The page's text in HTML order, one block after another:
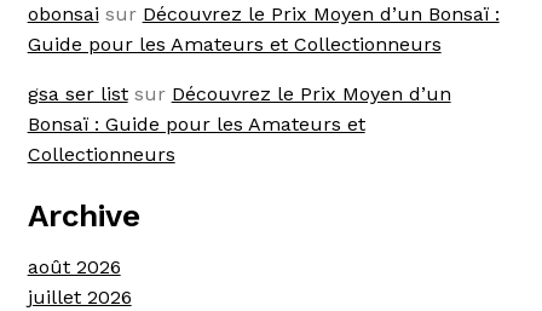
obonsai sur Découvrez le Prix Moyen d’un Bonsaï :
Guide pour les Amateurs et Collectionneurs
gsa ser listsur Découvrez le Prix Moyen d’un
Bonsaï : Guide pour les Amateurs et
Collectionneurs
Archive
août 2026
juillet 2026